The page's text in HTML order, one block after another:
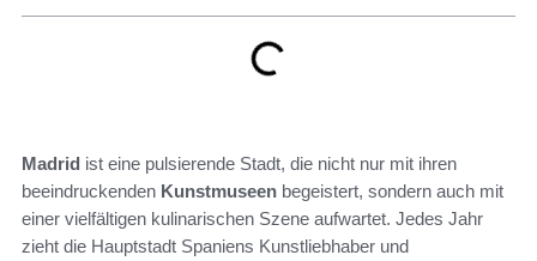
Madrid ist eine pulsierende Stadt, die nicht nur mit ihren
beeindruckenden Kunstmuseen begeistert, sondern auch mit
einer vielfältigen kulinarischen Szene aufwartet. Jedes Jahr
zieht die Hauptstadt Spaniens Kunstliebhaber und